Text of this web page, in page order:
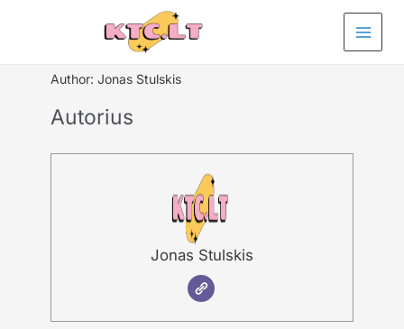
Author: Jonas Stulskis
Autorius
Jonas Stulskis